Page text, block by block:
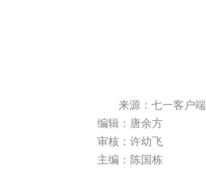
来源：七一客户端
编辑：唐余方
审核：许幼飞
主编：陈国栋